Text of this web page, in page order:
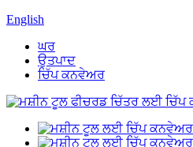
English
ਘਰ
ਉਤਪਾਦ
ਚਿੱਪ ਕਨਵੇਅਰ